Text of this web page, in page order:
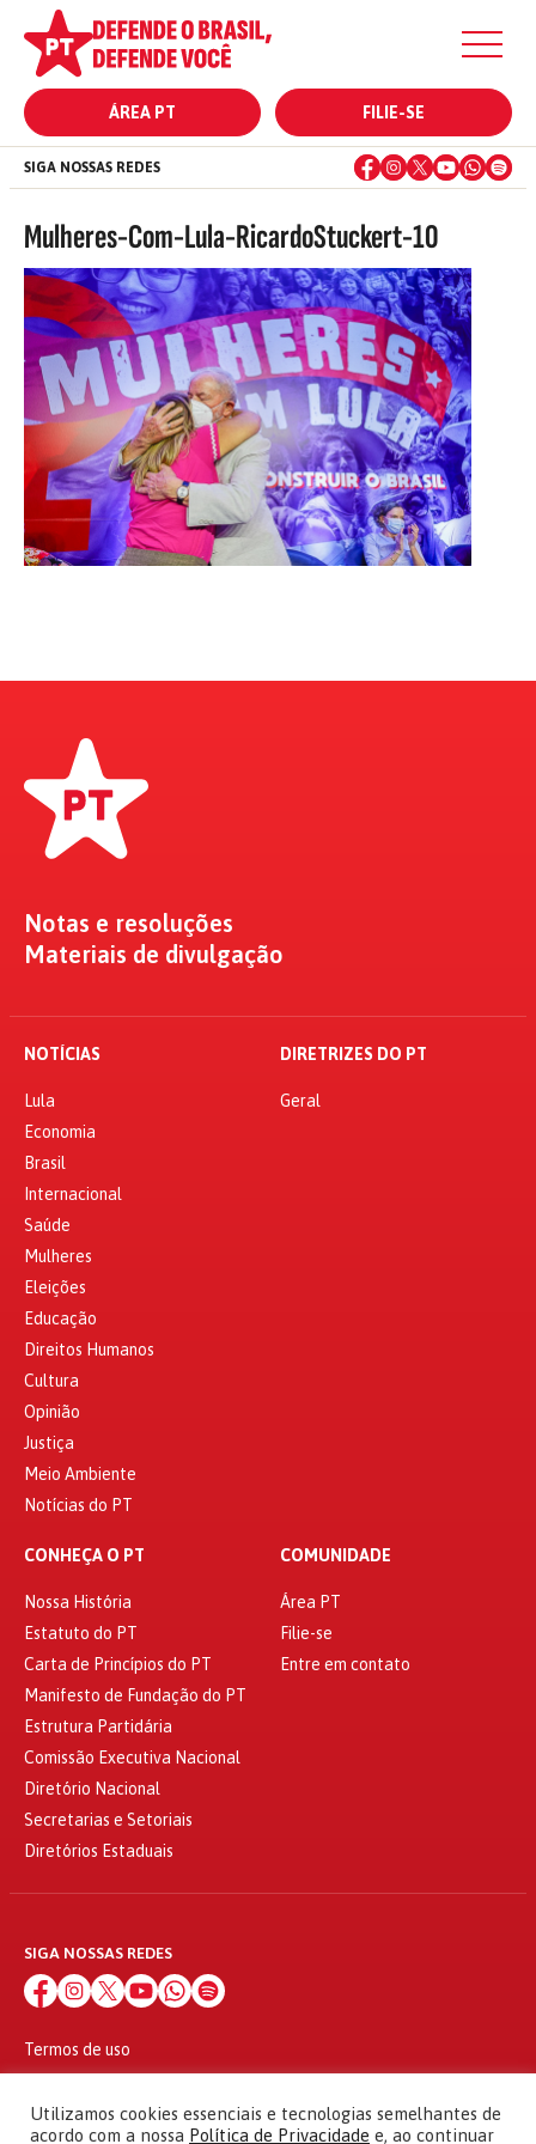
ÁREA PT FILIE-SE
SIGA NOSSAS REDES
Mulheres-Com-Lula-RicardoStuckert-10
Notas e resoluções
Materiais de divulgação
NOTÍCIAS
Lula
Economia
Brasil
Internacional
Saúde
Mulheres
Eleições
Educação
Direitos Humanos
Cultura
Opinião
Justiça
Meio Ambiente
Notícias do PT
DIRETRIZES DO PT
Geral
CONHEÇA O PT
Nossa História
Estatuto do PT
Carta de Princípios do PT
Manifesto de Fundação do PT
Estrutura Partidária
Comissão Executiva Nacional
Diretório Nacional
Secretarias e Setoriais
Diretórios Estaduais
COMUNIDADE
Área PT
Filie-se
Entre em contato
SIGA NOSSAS REDES
Termos de uso
© 2010 - 2026
Partido dos Trabalhadores Todos os direitos reservados
Utilizamos cookies essenciais e tecnologias semelhantes de
acordo com a nossa Política de Privacidade e, ao continuar